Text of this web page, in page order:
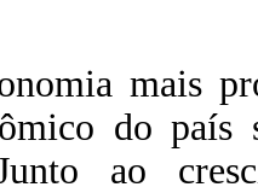
mais
do
ao